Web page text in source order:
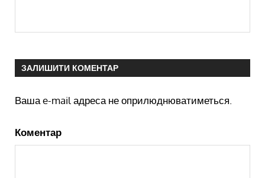
ЗАЛИШИТИ КОМЕНТАР
Ваша e-mail адреса не оприлюднюватиметься.
Коментар